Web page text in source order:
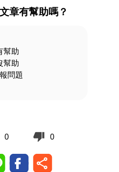
章有幫助嗎？
幫助
幫助
問題
0 0